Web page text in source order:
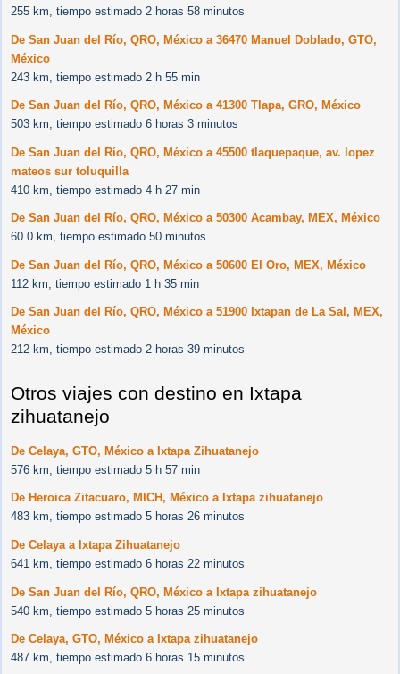
255 km, tiempo estimado 2 horas 58 minutos
De San Juan del Río, QRO, México a 36470 Manuel Doblado, GTO,
México
243 km, tiempo estimado 2 h 55 min
De San Juan del Río, QRO, México a 41300 Tlapa, GRO, México
503 km, tiempo estimado 6 horas 3 minutos
De San Juan del Río, QRO, México a 45500 tlaquepaque, av. lopez
mateos sur toluquilla
410 km, tiempo estimado 4 h 27 min
De San Juan del Río, QRO, México a 50300 Acambay, MEX, México
60.0 km, tiempo estimado 50 minutos
De San Juan del Río, QRO, México a 50600 El Oro, MEX, México
112 km, tiempo estimado 1 h 35 min
De San Juan del Río, QRO, México a 51900 Ixtapan de La Sal, MEX,
México
212 km, tiempo estimado 2 horas 39 minutos
Otros viajes con destino en Ixtapa
zihuatanejo
De Celaya, GTO, México a Ixtapa Zihuatanejo
576 km, tiempo estimado 5 h 57 min
De Heroica Zitacuaro, MICH, México a Ixtapa zihuatanejo
483 km, tiempo estimado 5 horas 26 minutos
De Celaya a Ixtapa Zihuatanejo
641 km, tiempo estimado 6 horas 22 minutos
De San Juan del Río, QRO, México a Ixtapa zihuatanejo
540 km, tiempo estimado 5 horas 25 minutos
De Celaya, GTO, México a Ixtapa zihuatanejo
487 km, tiempo estimado 6 horas 15 minutos